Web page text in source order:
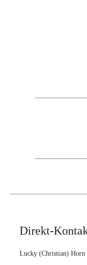
Direkt-
Lucky (Christian) Horn